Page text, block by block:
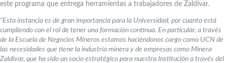
este programa que entrega herramientas a trabajadores de Zaldívar.
“Esta instancia es de gran importancia para la Universidad, por cuanto está
cumpliendo con el rol de tener una formación continua. En particular, a través
de la Escuela de Negocios Mineros estamos haciéndonos cargo como UCN de
las necesidades que tiene la industria minera y de empresas como Minera
Zaldívar, que ha sido un socio estratégico para nuestra Institución a través del